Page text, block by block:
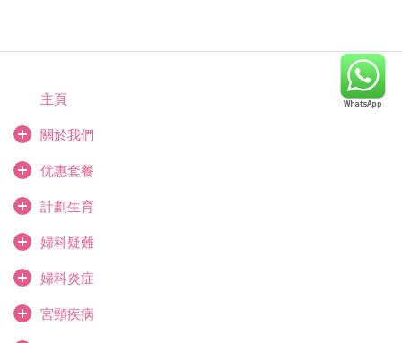
主頁
關於我們
优惠套餐
計劃生育
婦科疑難
婦科炎症
宮頸疾病